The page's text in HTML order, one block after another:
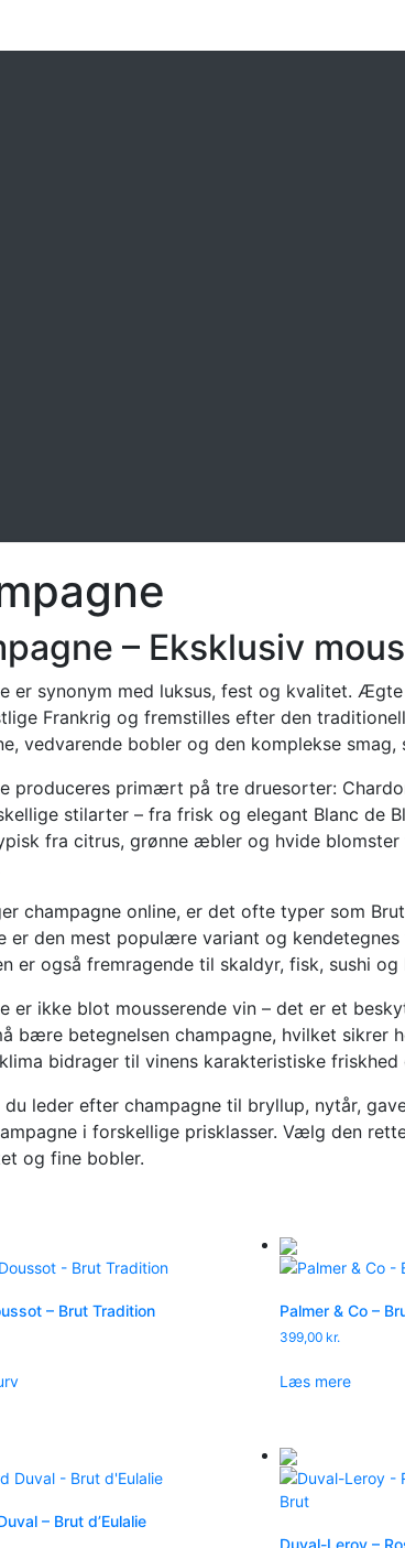
– Eksklusiv
er synonym med luksus, fest og kvalitet.
Frankrig og fremstilles efter den
vedvarende bobler og den komplekse
produceres primært på tre druesorter:
stilarter – fra frisk og elegant Blanc de
fra citrus, grønne æbler og hvide
champagne online, er det ofte typer som
er den mest populære variant og
er også fremragende til skaldyr, fisk, sushi
er ikke blot mousserende vin – det er et
bære betegnelsen champagne, hvilket
bidrager til vinens karakteristiske friskhed
du leder efter champagne til bryllup, nytår,
i forskellige prisklasser. Vælg den
og fine bobler.
– Brut Tradition Palmer & Co –
399,00 kr.
Læs mere
– Brut d’Eulalie
Duval-Leroy –